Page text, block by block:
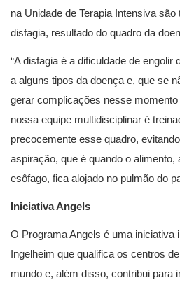
na Unidade de Terapia Intensiva
disfagia, resultado do quadro da
“A disfagia é a dificuldade de engolir
a alguns tipos da doença e, que se
gerar complicações nesse
nossa equipe multidisciplinar é
precocemente esse quadro,
aspiração, que é quando o alimento,
esôfago, fica alojado no pulmão do
Iniciativa Angels
O Programa Angels é uma iniciativa
Ingelheim que qualifica os centros
mundo e, além disso, contribui para